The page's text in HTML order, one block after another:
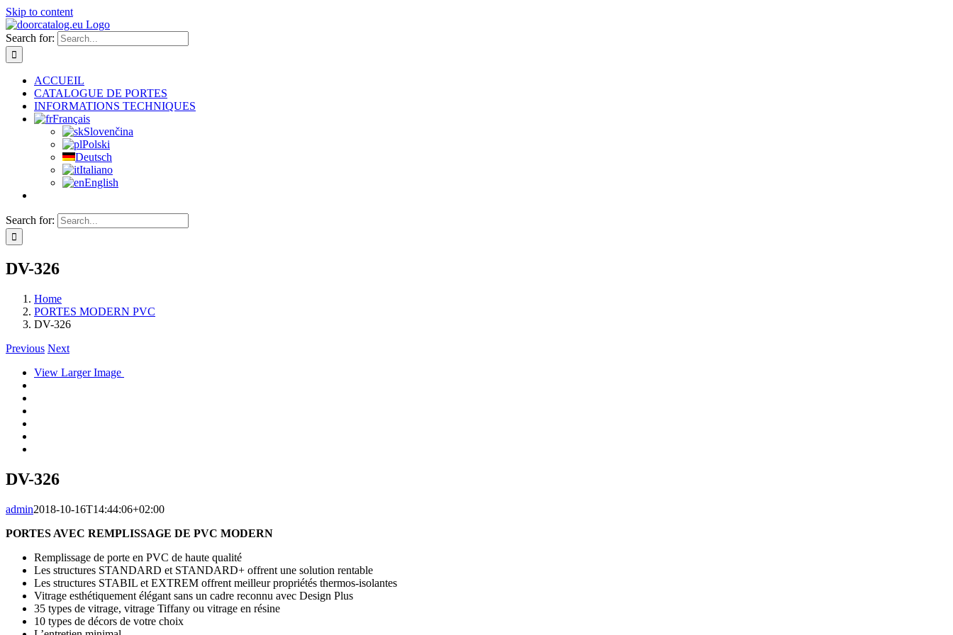
Skip to content
Search for:
ACCUEIL
CATALOGUE DE PORTES
INFORMATIONS TECHNIQUES
Français
Slovenčina
Polski
Deutsch
Italiano
English
Search for:
DV-326
Home
PORTES MODERN PVC
DV-326
Previous Next
View Larger Image
DV-326
admin2018-10-16T14:44:06+02:00
PORTES AVEC REMPLISSAGE DE PVC MODERN
Remplissage de porte en PVC de haute qualité
Les structures STANDARD et STANDARD+ offrent une solution rentable
Les structures STABIL et EXTREM offrent meilleur propriétés thermos-isolantes
Vitrage esthétiquement élégant sans un cadre reconnu avec Design Plus
35 types de vitrage, vitrage Tiffany ou vitrage en résine
10 types de décors de votre choix